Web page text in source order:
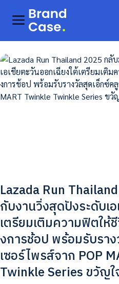
Lazada Run
กับงานวิ่งสุดปังระดับเ
เตรียมเติมความฟิตใ
งการช้อป พร้อมรับรา
เซอร์ไพรส์จาก POP
Twinkle Series ขวัญ